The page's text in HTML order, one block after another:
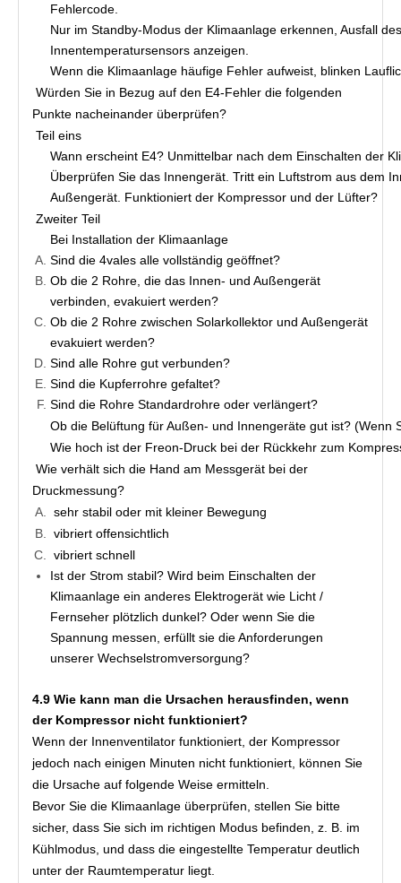
Fehlercode.
Nur im Standby-Modus der Klimaanlage erkennen, Ausfall
Innentemperatursensors anzeigen.
Wenn die Klimaanlage häufige Fehler aufweist, blinken
Würden Sie in Bezug auf den E4-Fehler die folgenden
Punkte nacheinander überprüfen?
Teil eins
Wann erscheint E4? Unmittelbar nach dem Einschalten der
Überprüfen Sie das Innengerät. Tritt ein Luftstrom aus dem
Außengerät. Funktioniert der Kompressor und der Lüfter?
Zweiter Teil
Bei Installation der Klimaanlage
Sind die 4vales alle vollständig geöffnet?
Ob die 2 Rohre, die das Innen- und Außengerät
verbinden, evakuiert werden?
Ob die 2 Rohre zwischen Solarkollektor und Außengerät
evakuiert werden?
Sind alle Rohre gut verbunden?
Sind die Kupferrohre gefaltet?
Sind die Rohre Standardrohre oder verlängert?
Ob die Belüftung für Außen- und Innengeräte gut ist?
Wie hoch ist der Freon-Druck bei der Rückkehr zum
Wie verhält sich die Hand am Messgerät bei der
Druckmessung?
sehr stabil oder mit kleiner Bewegung
vibriert offensichtlich
vibriert schnell
Ist der Strom stabil? Wird beim Einschalten der
Klimaanlage ein anderes Elektrogerät wie Licht /
Fernseher plötzlich dunkel? Oder wenn Sie die
Spannung messen, erfüllt sie die Anforderungen
unserer Wechselstromversorgung?
4.9 Wie kann man die Ursachen herausfinden, wenn
der Kompressor nicht funktioniert?
Wenn der Innenventilator funktioniert, der Kompressor
jedoch nach einigen Minuten nicht funktioniert, können Sie
die Ursache auf folgende Weise ermitteln.
Bevor Sie die Klimaanlage überprüfen, stellen Sie bitte
sicher, dass Sie sich im richtigen Modus befinden, z. B. im
Kühlmodus, und dass die eingestellte Temperatur deutlich
unter der Raumtemperatur liegt.